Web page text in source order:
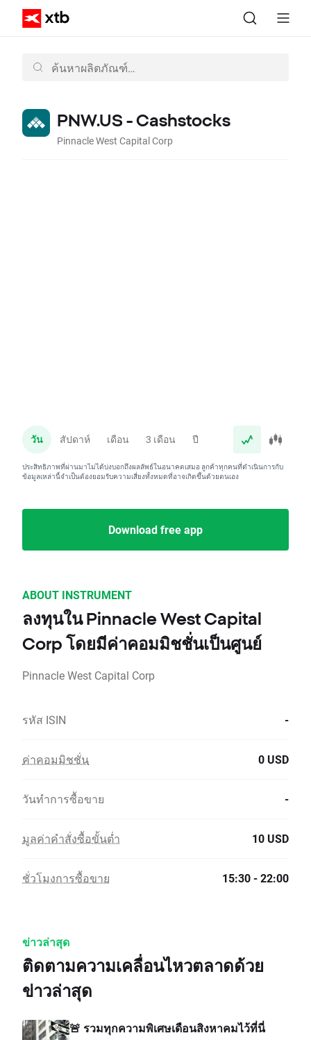
PNW.US - Cashstocks
Pinnacle West Capital Corp
วัน สัปดาห์ เดือน 3 เดือน ปี
ประสิทธิภาพที่ผ่านมาไม่ได้บ่งบอกถึงผลลัพธ์ในอนาคตเสมอ ลูกค้าทุกคนที่ดำเนินการกับ
ข้อมูลเหล่านี้จำเป็นต้องยอมรับความเสี่ยงทั้งหมดที่อาจเกิดขึ้นด้วยตนเอง
Download free app
ABOUT INSTRUMENT
ลงทุนใน Pinnacle West Capital
Corp โดยมีค่าคอมมิชชั่นเป็นศูนย์
Pinnacle West Capital Corp
รหัส ISIN -
ค่าคอมมิชชั่น 0 USD
วันทำการซื้อขาย -
มูลค่าคำสั่งซื้อขั้นต่ำ 10 USD
ชั่วโมงการซื้อขาย 15:30 - 22:00
ข่าวล่าสุด
ติดตามความเคลื่อนไหวตลาดด้วย
ข่าวล่าสุด
🚨 รวมทุกความพิเศษเดือนสิงหาคมไว้ที่นี่